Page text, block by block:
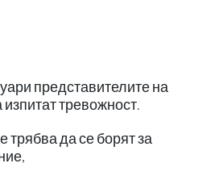
представителите на
тревожност.
трябва да се борят за